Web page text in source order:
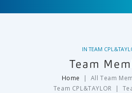
INTEAM
Team
Home
All Team
Team CPL&TAYLOR